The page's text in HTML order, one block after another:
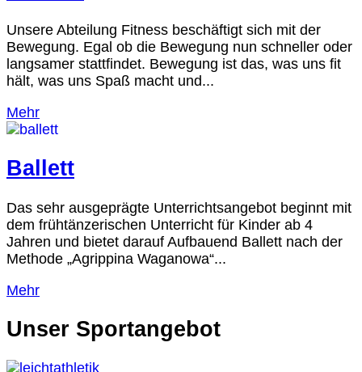
Unsere Abteilung Fitness beschäftigt sich mit der
Bewegung. Egal ob die Bewegung nun schneller oder
langsamer stattfindet. Bewegung ist das, was uns fit
hält, was uns Spaß macht und...
Mehr
Ballett
Das sehr ausgeprägte Unterrichtsangebot beginnt mit
dem frühtänzerischen Unterricht für Kinder ab 4
Jahren und bietet darauf Aufbauend Ballett nach der
Methode „Agrippina Waganowa“...
Mehr
Unser Sportangebot